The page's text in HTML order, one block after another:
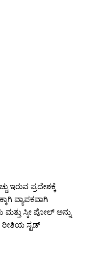
ಇರುವ ಪ್ರದೇಶಕ್ಕೆ
ವ್ಯಾಪಕವಾಗಿ
ಸ್ಕೀ ಪೋಲ್ ಅನ್ನು
ರೀತಿಯ ಸ್ಟಡ್